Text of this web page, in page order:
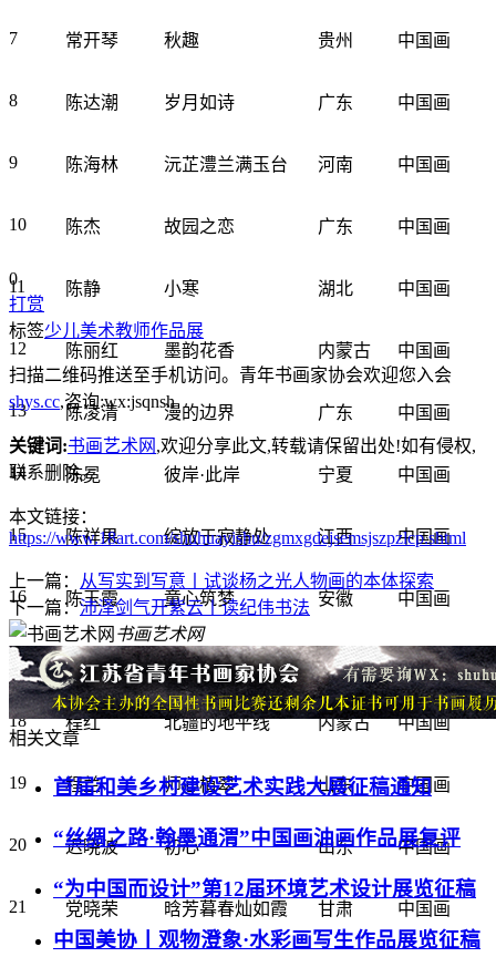
7 常开琴 秋趣 贵州 中国画
8 陈达潮 岁月如诗 广东 中国画
9 陈海林 沅芷澧兰满玉台 河南 中国画
10 陈杰 故园之恋 广东 中国画
11 陈静 小寒 湖北 中国画
12 陈丽红 墨韵花香 内蒙古 中国画
13 陈凌清 漫的边界 广东 中国画
14 陈冕 彼岸·此岸 宁夏 中国画
15 陈祥果 绽放于寂静处 江西 中国画
16 陈玉霞 童心筑梦 安徽 中国画
17 陈云 写意园圃 广东 中国画
18 程红 北疆的地平线 内蒙古 中国画
19 程兰 师心植翠 山东 中国画
20 迟晓波 初心 山东 中国画
21 党晓荣 晗芳暮春灿如霞 甘肃 中国画
0
打赏
标签少儿美术教师作品展
扫描二维码推送至手机访问。青年书画家协会欢迎您入会
shys.cc,咨询:wx:jsqnsh
关键词:书画艺术网 ,欢迎分享此文,转载请保留出处!如有侵权,
联系删除。
本文链接：
https://www.18art.com/shuhuayishu/zgmxgdejsemsjszpzlcp.shtml
上一篇：
从写实到写意丨试谈杨之光人物画的本体探索
下一篇：沛泽剑气开紫云丨读纪伟书法
书画艺术网
相关文章
首届和美乡村建设艺术实践大展征稿通知
“丝绸之路·翰墨通渭”中国画油画作品展复评
“为中国而设计”第12届环境艺术设计展览征稿
中国美协丨观物澄象·水彩画写生作品展览征稿